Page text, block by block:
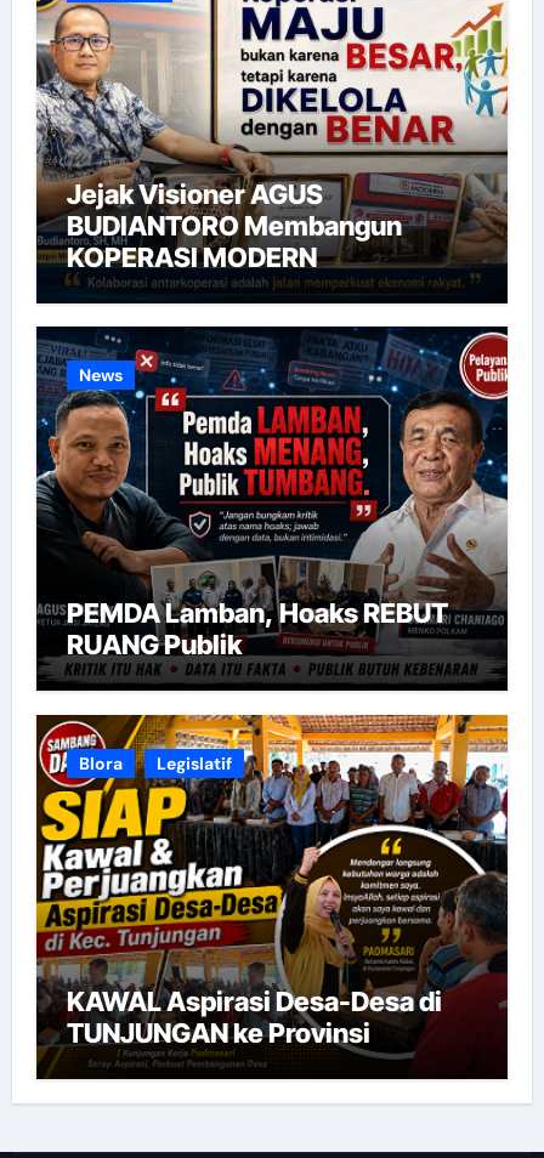
Jejak Visioner AGUS
BUDIANTORO Membangun
KOPERASI MODERN
News
PEMDA Lamban, Hoaks REBUT
RUANG Publik
Blora Legislatif
KAWAL Aspirasi Desa-Desa di
TUNJUNGAN ke Provinsi